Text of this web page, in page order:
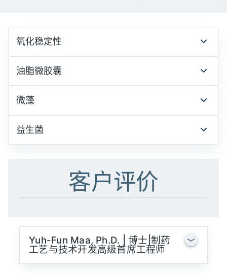
氧化稳定性
油脂微胶囊
微藻
益生菌
客户评价
Yuh-Fun Maa, Ph.D. | 博士|制药
工艺与技术开发高级首席工程师